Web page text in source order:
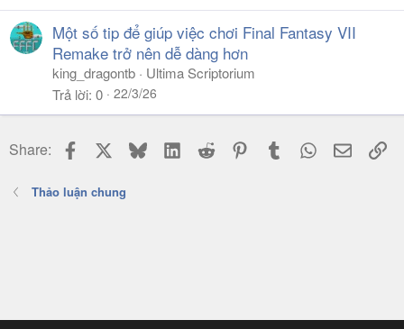
Một số tip để giúp việc chơi Final Fantasy VII
Remake trở nên dễ dàng hơn
king_dragontb
Ultima Scriptorium
Trả lời 0 22/3/26
Share: Facebook BlueskyLinkedIn
Reddit PinterestTumblr WhatsApp
Email
Thảo luận chung